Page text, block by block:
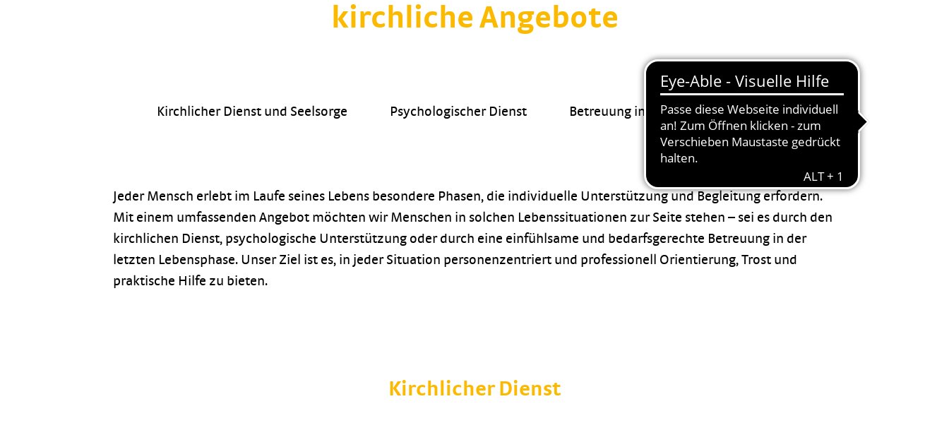
kirchliche Angebote
Kirchlicher Dienst und Seelsorge Psychologischer Dienst Betreuung in der letzten Lebensphase
Jeder Mensch erlebt im Laufe seines Lebens besondere Phasen, die individuelle Unterstützung und Begleitung erfordern.
Mit einem umfassenden Angebot möchten wir Menschen in solchen Lebenssituationen zur Seite stehen – sei es durch den
kirchlichen Dienst, psychologische Unterstützung oder durch eine einfühlsame und bedarfsgerechte Betreuung in der
letzten Lebensphase. Unser Ziel ist es, in jeder Situation personenzentriert und professionell Orientierung, Trost und
praktische Hilfe zu bieten.
Kirchlicher Dienst